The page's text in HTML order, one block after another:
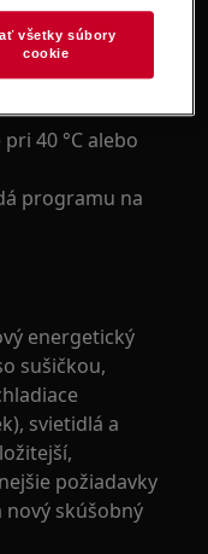
ktorú
40 °C alebo
programu na
energetický
sušičkou,
svietidlá a
požiadavky
skúšobný
všetky súbory
cookie